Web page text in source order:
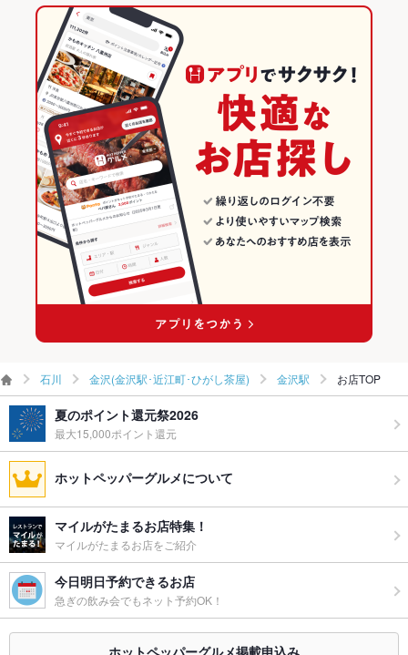
飲み放題 なし
食べ放題 なし
焼酎充実、日本酒充実
お子様連れ お子様連れ不可
ウェディン
グパーティ
ー二次会
－
－
石川 × 和風
金沢(金沢駅･近江町･ひがし茶屋)のグルメランキング
金沢(金沢駅･近江町･ひがし茶屋)の居酒屋ランキング
金沢駅のグルメランキング
金沢駅の居酒屋ランキング
石川 金沢(金沢駅･近江町･ひがし茶屋) 金沢駅 お店TOP
夏のポイント還元祭2026
最大15,000ポイント還元
ホットペッパーグルメについて
マイルがたまるお店特集！
マイルがたまるお店をご紹介
今日明日予約できるお店
急ぎの飲み会でもネット予約OK！
ホットペッパーグルメ掲載申込み